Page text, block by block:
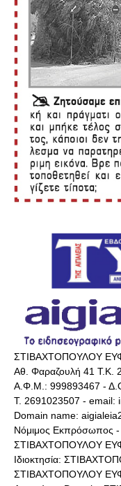
ΣΤΙΒΑΧΤΟΠΟΥΛΟΥ
Αθ. Φαραζουλή 41 Τ.Κ.
Α.Φ.Μ.: 999893467 -
Τ. 2691023507 - email:
Domain name:
Νόμιμος Εκπρόσωπος -
ΣΤΙΒΑΧΤΟΠΟΥΛΟΥ
Ιδιοκτησία:
ΣΤΙΒΑΧΤΟΠΟΥΛΟΥ